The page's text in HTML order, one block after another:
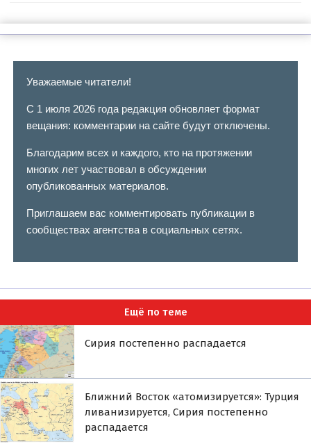
Уважаемые читатели!
С 1 июля 2026 года редакция обновляет формат
вещания: комментарии на сайте будут отключены.
Благодарим всех и каждого, кто на протяжении
многих лет участвовал в обсуждении
опубликованных материалов.
Приглашаем вас комментировать публикации в
сообществах агентства в социальных сетях.
Ещё по теме
Сирия постепенно распадается
Ближний Восток «атомизируется»: Турция
ливанизируется, Сирия постепенно
распадается